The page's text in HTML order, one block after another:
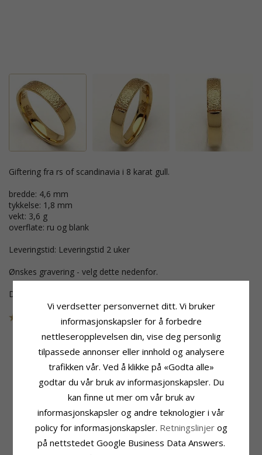
giftering fra rs of scandinavia i 8 karat gull.
bredde: 4,6 mm
tykkelse: 1,8 mm
vekt: 3,6 g
overflate: ru og blank
Leveringstid: Leveringstid 2 uker
Ønskes gravering - velg dette nedenfor.
SKU 10825O UTGÅR
Produktinformasjon
Ringtype:
Giftering Fra Rs Of Scandinavia
Edelmetall: Gull
Overflate:Ru Og Blank
Ringskinne
Bredde: 4,6 mm
Tykkelse:
1,8 mm
Leveringstid: Leveringstid 2 Uker
Vi verdsetter personvernet ditt. Vi bruker
informasjonskapsler for å forbedre
nettleseropplevelsen din, vise deg personlig
tilpassede annonser eller innhold og analysere
trafikken vår. Ved å klikke på «Godta alle»
godtar du vår bruk av informasjonskapsler. Du
kan finne ut mer om vår bruk av
informasjonskapsler og andre teknologier i vår
policy for informasjonskapsler. Retningslinjer og
på nettstedet Google Business Data Answers.